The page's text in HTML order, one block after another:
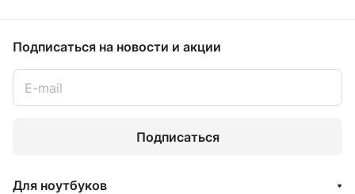
Подписаться на новости и акции
Подписаться
Для ноутбуков